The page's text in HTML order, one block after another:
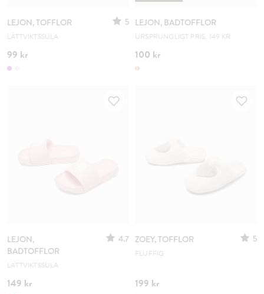
LEJON, TOFFLOR 5
LÄTTVIKTSSULA
99 kr
LEJON, BADTOFFLOR
URSPRUNGLIGT PRIS: 149 KR
100 kr
LEJON,
BADTOFFLOR
4.7
LÄTTVIKTSSULA
149 kr
ZOEY, TOFFLOR 5
FLUFFIG
199 kr